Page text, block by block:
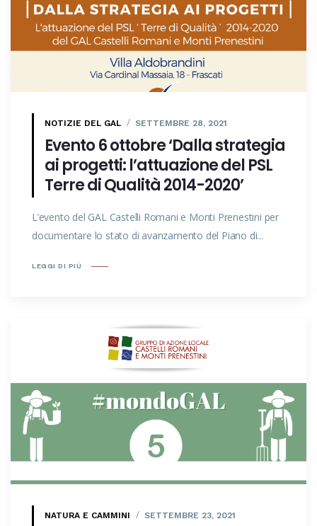
NOTIZIE DEL GAL SETTEMBRE 28, 2021
Evento 6 ottobre ‘Dalla strategia
ai progetti: l’attuazione del PSL
Terre di Qualità 2014-2020’
L’evento del GAL Castelli Romani e Monti Prenestini per
documentare lo stato di avanzamento del Piano di...
LEGGI DI PIÙ
NATURA E CAMMINI SETTEMBRE 23, 2021